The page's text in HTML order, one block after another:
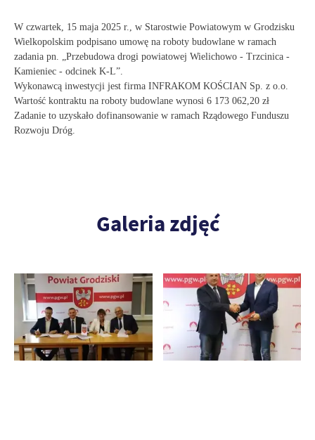
W czwartek, 15 maja 2025 r., w Starostwie Powiatowym w Grodzisku
Wielkopolskim podpisano umowę na roboty budowlane w ramach
zadania pn. „Przebudowa drogi powiatowej Wielichowo - Trzcinica -
Kamieniec - odcinek K-L”.
Wykonawcą inwestycji jest firma INFRAKOM KOŚCIAN Sp. z o.o.
Wartość kontraktu na roboty budowlane wynosi 6 173 062,20 zł
Zadanie to uzyskało dofinansowanie w ramach Rządowego Funduszu
Rozwoju Dróg.
Galeria zdjęć